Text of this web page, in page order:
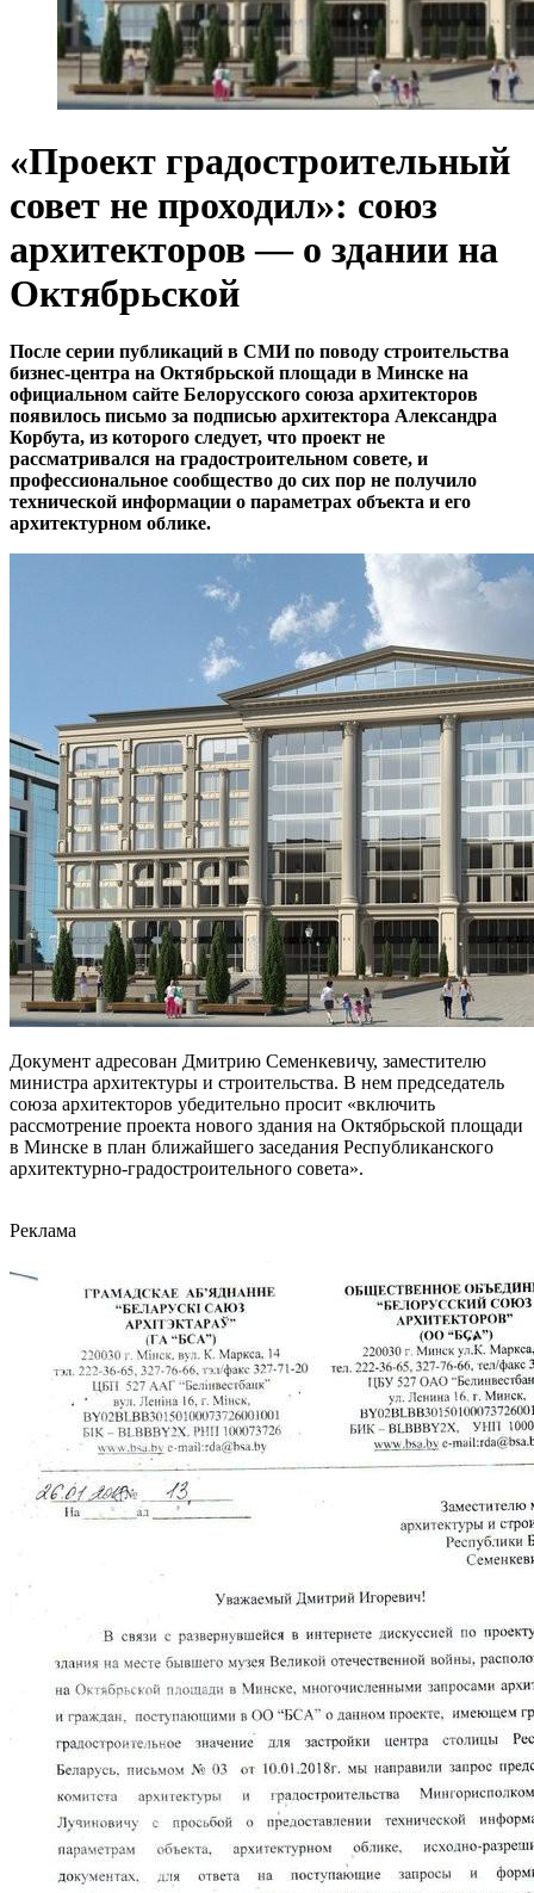
«Проект градостроительный
совет не проходил»: союз
архитекторов — о здании на
Октябрьской
После серии публикаций в СМИ по поводу строительства
бизнес-центра на Октябрьской площади в Минске на
официальном сайте Белорусского союза архитекторов
появилось письмо за подписью архитектора Александра
Корбута, из которого следует, что проект не
рассматривался на градостроительном совете, и
профессиональное сообщество до сих пор не получило
технической информации о параметрах объекта и его
архитектурном облике.
Документ адресован Дмитрию Семенкевичу, заместителю
министра архитектуры и строительства. В нем председатель
союза архитекторов убедительно просит «включить
рассмотрение проекта нового здания на Октябрьской площади
в Минске в план ближайшего заседания Республиканского
архитектурно-градостроительного совета».
Реклама